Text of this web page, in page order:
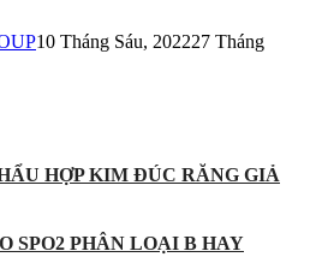
10 Tháng Sáu, 202227 Tháng
HỢP KIM ĐÚC RĂNG GIẢ
SPO2 PHÂN LOẠI B HAY